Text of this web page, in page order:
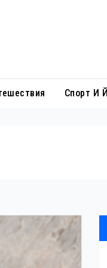
Спорт И